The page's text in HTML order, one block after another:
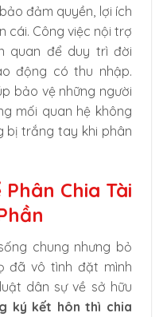
đảm quyền, lợi ích
cái. Công việc nội trợ
quan để duy trì đời
động có thu nhập.
bảo vệ những người
mối quan hệ không
bị trắng tay khi phân
Chia Tài
chung nhưng bỏ
đã vô tình đặt mình
dân sự về sở hữu
ký kết hôn thì chia